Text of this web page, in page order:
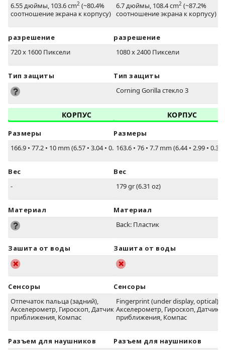
6.55 дюймы, 103.6 cm2 (~80.4%
соотношение экрана к корпусу)
разрешение
720 x 1600 Пиксели
Тип защиты
КОРПУС
Размеры
166.9 • 77.2 • 10 mm (6.57 • 3.04• 0.39 in)
Вес
-
Материал
Зашита от воды
Сенсоры
Отпечаток пальца (задний),
Акселерометр, Гироскоп, Датчик
приближения, Компас
Разъем для наушников
6.7 дюймы, 108.4 cm2 (~87.2%
соотношение экрана к корпусу)
разрешение
1080 x 2400 Пиксели
Тип защиты
Corning Gorilla стекло 3
КОРПУС
Размеры
163.6 • 76 • 7.7 mm (6.44• 2.99 • 0.30
Вес
179 gr (6.31 oz)
Материал
Back: Пластик
Зашита от воды
Сенсоры
Fingerprint (under display, optical),
Акселерометр, Гироскоп, Датчик
приближения, Компас
Разъем для наушников